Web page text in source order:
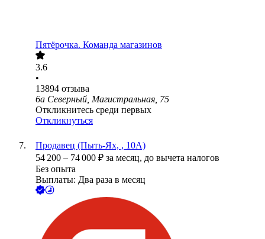
Пятёрочка. Команда магазинов
3.6
•
13894 отзыва
6а Северный, Магистральная, 75
Откликнитесь среди первых
Откликнуться
Продавец (Пыть-Ях, , 10А)
54 200 – 74 000 ₽ за месяц, до вычета налогов
Без опыта
Выплаты: Два раза в месяц